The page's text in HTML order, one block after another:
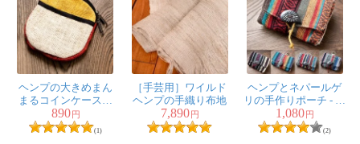
ヘンプの大きめまん
まるコインケース・
ポーツ
890円
(1)
［手芸用］ワイルド
ヘンプの手織り布地
7,890円
ヘンプとネパールゲ
リの手作りポーチ - 横
長
1,080円
(2)